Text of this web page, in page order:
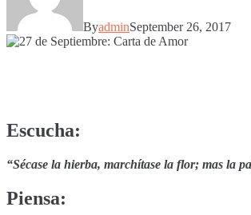
ByadminSeptember 26, 2017
Escucha:
“Sécase la hierba, marchítase la flor; mas la
Piensa: